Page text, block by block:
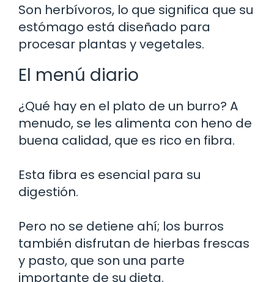
Son herbívoros, lo que significa que su
estómago está diseñado para
procesar plantas y vegetales.
El menú diario
¿Qué hay en el plato de un burro? A
menudo, se les alimenta con heno de
buena calidad, que es rico en fibra.
Esta fibra es esencial para su
digestión.
Pero no se detiene ahí; los burros
también disfrutan de hierbas frescas
y pasto, que son una parte
importante de su dieta.